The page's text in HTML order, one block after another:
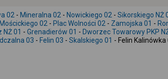
02 - Mineralna 02 - Nowickiego 02 - Sikorskiego NŻ
Mościckiego 02 - Plac Wolności 02 - Zamojska 01 -
01 - Grenadierów 01 - Dworzec Towarowy PKP
03 - Felin 03 - Skalskiego 01 - Felin Kalinówka